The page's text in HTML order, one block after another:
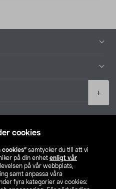
cookies
cookies” samtycker du till att vi
på din enhet enligt vår
på vår webbplats,
samt anpassa våra
fyra kategorier av cookies:
+
butik